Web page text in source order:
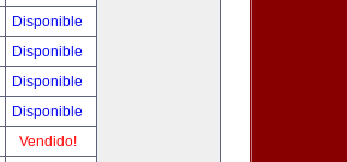
Disponible
Disponible
Disponible
Disponible
Vendido!